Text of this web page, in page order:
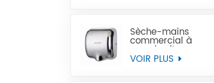
Sèche-mains
commercial à
grande vitesse pour
les toilettes
VOIR PLUS